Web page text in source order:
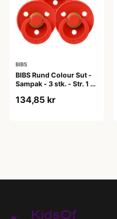
BIBS
BIBS Rund Colour Sut -
Sampak - 3 stk. - Str. 1 -
134,85 kr